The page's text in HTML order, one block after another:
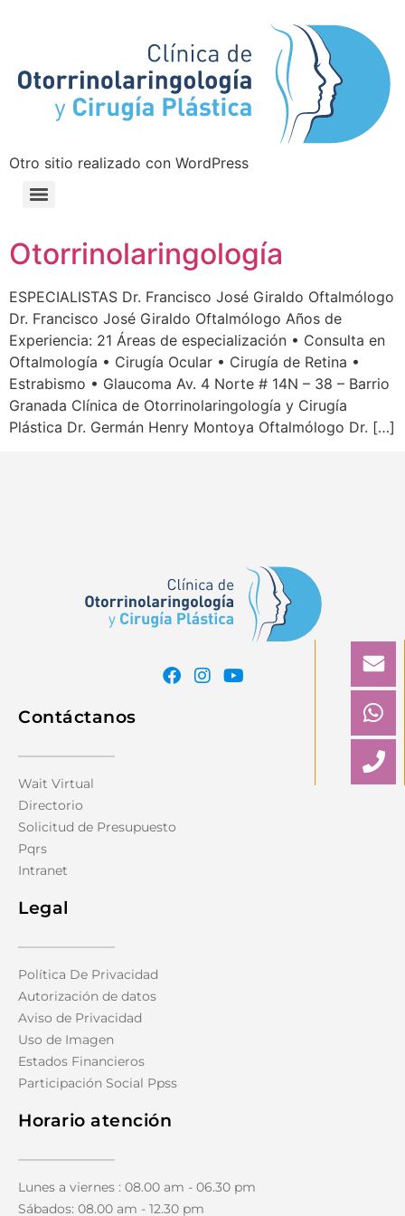
Otro sitio realizado con WordPress
Otorrinolaringología
ESPECIALISTAS Dr. Francisco José Giraldo Oftalmólogo
Dr. Francisco José Giraldo Oftalmólogo Años de
Experiencia: 21 Áreas de especialización • Consulta en
Oftalmología • Cirugía Ocular • Cirugía de Retina •
Estrabismo • Glaucoma Av. 4 Norte # 14N – 38 – Barrio
Granada Clínica de Otorrinolaringología y Cirugía
Plástica Dr. Germán Henry Montoya Oftalmólogo Dr. […]
Contáctanos
Wait Virtual
Directorio
Solicitud de Presupuesto
Pqrs
Intranet
Legal
Política De Privacidad
Autorización de datos
Aviso de Privacidad
Uso de Imagen
Estados Financieros
Participación Social Ppss
Horario atención
Lunes a viernes : 08.00 am - 06.30 pm
Sábados: 08.00 am - 12.30 pm